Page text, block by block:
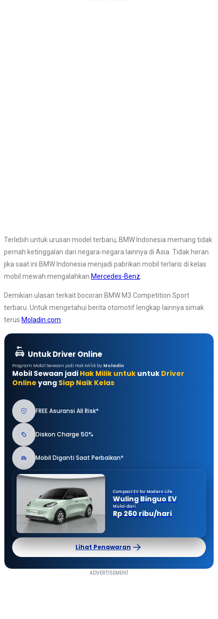
Terlebih untuk urusan model terbaru, BMW Indonesia memang tidak
pernah ketinggalan dari negara-negara lainnya di Asia. Tidak heran
jika saat ini BMW Indonesia menjadi pabrikan mobil terlaris di kelas
mobil mewah mengalahkan Mercedes-Benz
Demikian ulasan terkait bocoran BMW M3 Competition Sport
terbaru. Untuk mengetahui berita otomotif lengkap lainnya simak
terus Moladin.com
Untuk Driver Online
Program Mobil Sewaan jadi Hak Milik by Moladin
Mobil Sewaan jadi Hak Milik untuk untuk Driver
Online yang Siap Naik Kelas
FREE Asuransi All Risk*
Diskon Charge 50%
Mobil Diganti Saat Perbaikan*
Compact EV for Modern Life
Wuling Binguo EV
Mulai dari
Rp 260 ribu/hari
Lihat Penawaran